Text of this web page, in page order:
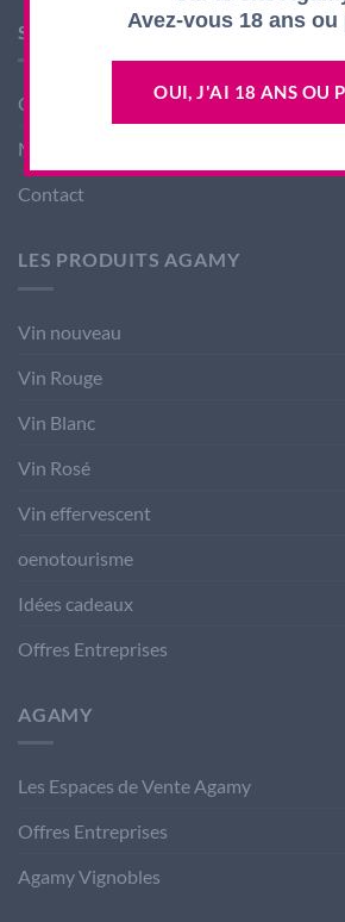
SHOP AGAMY
Conditions générales de ventes
Mentions légales
Contact
LES PRODUITS AGAMY
Vin nouveau
Vin Rouge
Vin Blanc
Vin Rosé
Vin effervescent
oenotourisme
Idées cadeaux
Offres Entreprises
AGAMY
Les Espaces de Vente Agamy
Offres Entreprises
Agamy Vignobles
Avez-vous 18 ans ou
OUI, J'AI 18 ANS OU